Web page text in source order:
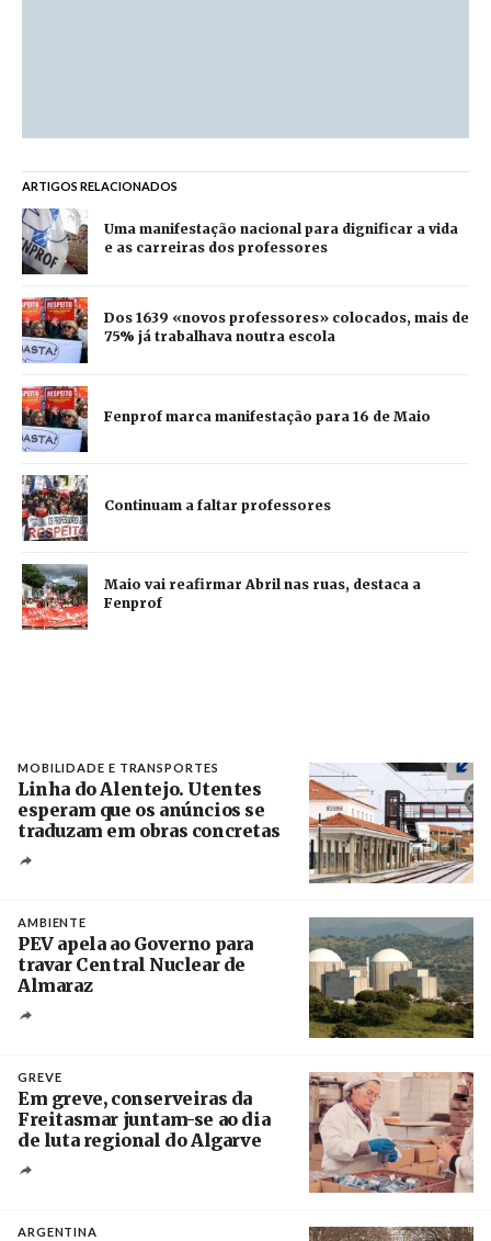
ARTIGOS RELACIONADOS
Uma manifestação nacional para dignificar a vida
e as carreiras dos professores
Dos 1639 «novos professores» colocados, mais de
75% já trabalhava noutra escola
Fenprof marca manifestação para 16 de Maio
Continuam a faltar professores
Maio vai reafirmar Abril nas ruas, destaca a
Fenprof
MOBILIDADE E TRANSPORTES
Linha do Alentejo. Utentes
esperam que os anúncios se
traduzam em obras concretas
AMBIENTE
PEV apela ao Governo para
travar Central Nuclear de
Almaraz
GREVE
Em greve, conserveiras da
Freitasmar juntam-se ao dia
de luta regional do Algarve
ARGENTINA